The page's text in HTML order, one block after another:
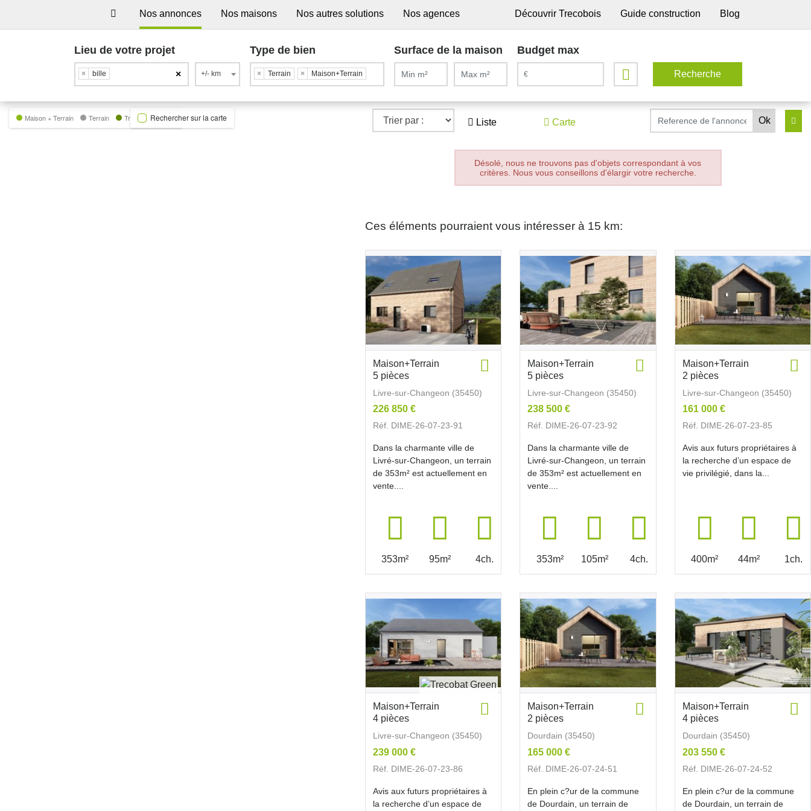
Nos annonces Nos maisons Nos autres solutions Nos agences Découvrir Trecobois Guide construction Blog
Lieu de votre projet
×
× bille +/- km
Type de bien
× Terrain × Maison+Terrain
Surface de la maison Budget max
Liste Carte
Maison + Terrain Terrain Trecobat GreenRechercher sur la carte
Désolé, nous ne trouvons pas d'objets correspondant à vos
critères. Nous vous conseillons d'élargir votre recherche.
Ces éléments pourraient vous intéresser à 15 km:
Maison+Terrain
5 pièces
Livre-sur-Changeon (35450)
226 850 €
Réf. DIME-26-07-23-91
Dans la charmante ville de
Livré-sur-Changeon, un terrain
de 353m² est actuellement en
vente....
353m² 95m² 4ch.
Maison+Terrain
5 pièces
Livre-sur-Changeon (35450)
238 500 €
Réf. DIME-26-07-23-92
Dans la charmante ville de
Livré-sur-Changeon, un terrain
de 353m² est actuellement en
vente....
353m² 105m² 4ch.
Maison+Terrain
2 pièces
Livre-sur-Changeon (35450)
161 000 €
Réf. DIME-26-07-23-85
Avis aux futurs propriétaires à
la recherche d’un espace de
vie privilégié, dans la...
400m² 44m² 1ch.
Maison+Terrain
4 pièces
Livre-sur-Changeon (35450)
239 000 €
Réf. DIME-26-07-23-86
Avis aux futurs propriétaires à
la recherche d’un espace de
Maison+Terrain
2 pièces
Dourdain (35450)
165 000 €
Réf. DIME-26-07-24-51
En plein c?ur de la commune
de Dourdain, un terrain de
Maison+Terrain
4 pièces
Dourdain (35450)
203 550 €
Réf. DIME-26-07-24-52
En plein c?ur de la commune
de Dourdain, un terrain de